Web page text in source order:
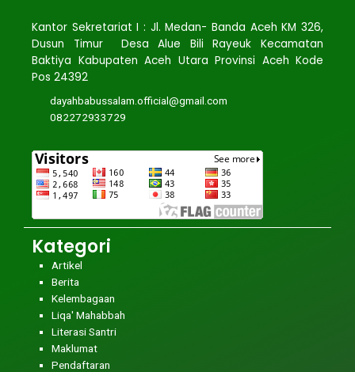
Kantor Sekretariat I : Jl. Medan- Banda Aceh KM 326,
Dusun Timur Desa Alue Bili Rayeuk Kecamatan
Baktiya Kabupaten Aceh Utara Provinsi Aceh Kode
Pos 24392
dayahbabussalam.official@gmail.com
082272933729
Kategori
Artikel
Berita
Kelembagaan
Liqa' Mahabbah
Literasi Santri
Maklumat
Pendaftaran